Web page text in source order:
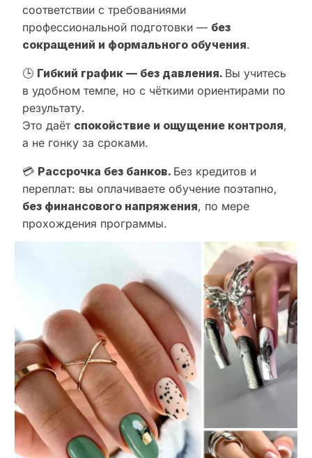
соответствии с требованиями
профессиональной подготовки — без
сокращений и формального обучения.
🕒 Гибкий график — без давления. Вы учитесь
в удобном темпе, но с чёткими ориентирами по
результату.
Это даёт спокойствие и ощущение контроля,
а не гонку за сроками.
💳 Рассрочка без банков. Без кредитов и
переплат: вы оплачиваете обучение поэтапно,
без финансового напряжения, по мере
прохождения программы.